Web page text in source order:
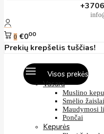
0 €000
Prekių krepšelis tuščias!
Visos prekės
Vasara
Muslino
Smėlio žaislai
Maudymosi
Pončai
Kepurės